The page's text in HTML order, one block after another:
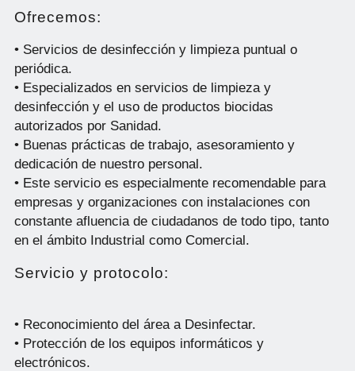
Ofrecemos:
• Servicios de desinfección y limpieza puntual o
periódica.
• Especializados en servicios de limpieza y
desinfección y el uso de productos biocidas
autorizados por Sanidad.
• Buenas prácticas de trabajo, asesoramiento y
dedicación de nuestro personal.
• Este servicio es especialmente recomendable para
empresas y organizaciones con instalaciones con
constante afluencia de ciudadanos de todo tipo, tanto
en el ámbito Industrial como Comercial.
Servicio y protocolo:
• Reconocimiento del área a Desinfectar.
• Protección de los equipos informáticos y
electrónicos.